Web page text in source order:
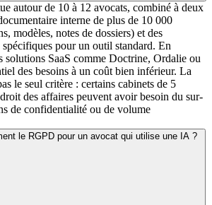
autour de 10 à 12 avocats, combiné à deux
interne de plus de 10 000
modèles, notes de dossiers) et des
pour un outil standard. En
solutions SaaS comme Doctrine, Ordalie ou
des besoins à un coût bien inférieur. La
le seul critère : certains cabinets de 5
des affaires peuvent avoir besoin du sur-
de confidentialité ou de volume
le RGPD pour un avocat qui utilise une IA ?